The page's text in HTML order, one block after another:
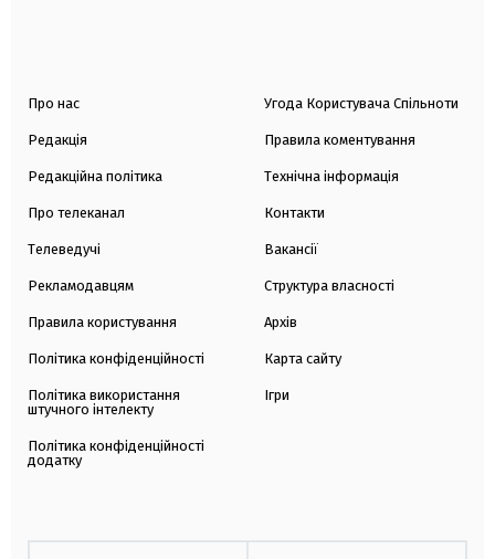
Про нас
Редакція
Редакційна політика
Про телеканал
Телеведучі
Рекламодавцям
Правила користування
Політика конфіденційності
Політика використання
штучного інтелекту
Політика конфіденційності
додатку
Угода Користувача Спільноти
Правила коментування
Технічна інформація
Контакти
Вакансії
Структура власності
Архів
Карта сайту
Ігри